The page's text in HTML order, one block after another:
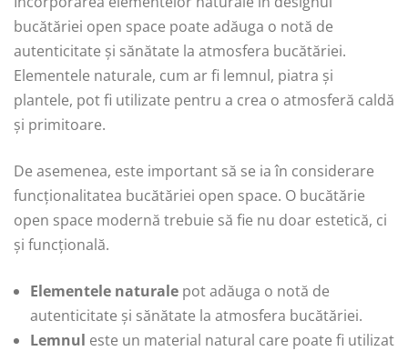
bucătăriei open space poate adăuga o notă de
autenticitate și sănătate la atmosfera bucătăriei.
Elementele naturale, cum ar fi lemnul, piatra și
plantele, pot fi utilizate pentru a crea o atmosferă caldă
și primitoare.
De asemenea, este important să se ia în considerare
funcționalitatea bucătăriei open space. O bucătărie
open space modernă trebuie să fie nu doar estetică, ci
și funcțională.
Elementele naturale pot adăuga o notă de
autenticitate și sănătate la atmosfera bucătăriei.
Lemnul este un material natural care poate fi utilizat